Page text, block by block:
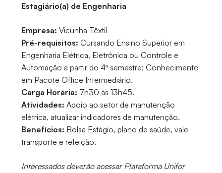
Estagiário(a) de Engenharia
Empresa: Vicunha Têxtil
Pré-requisitos: Cursando Ensino Superior em
Engenharia Elétrica, Eletrônica ou Controle e
Automação a partir do 4º semestre; Conhecimento
em Pacote Office Intermediário.
Carga Horária: 7h30 às 13h45.
Atividades: Apoio ao setor de manutenção
elétrica, atualizar indicadores de manutenção.
Benefícios: Bolsa Estágio, plano de saúde, vale
transporte e refeição.
Interessados deverão acessar Plataforma Unifor